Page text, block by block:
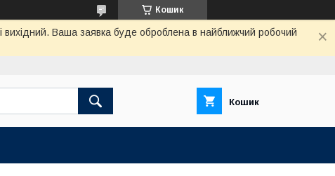
Кошик
вихідний. Ваша заявка буде оброблена в найближчий робочий
Кошик